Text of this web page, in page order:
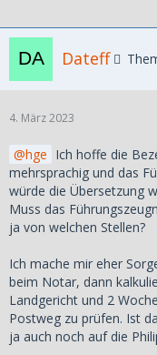
Dateff
4. März 2023
hge Ich hoffe die
mehrsprachig und das
würde die Übersetzung
Muss das
ja von welchen Stellen?
Ich mache mir eher
beim Notar, dann
Landgericht und 2
Postweg zu prüfen. Ist
ja auch noch auf die